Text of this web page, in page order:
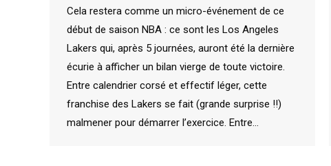
Cela restera comme un micro-événement de ce
début de saison NBA : ce sont les Los Angeles
Lakers qui, après 5 journées, auront été la dernière
écurie à afficher un bilan vierge de toute victoire.
Entre calendrier corsé et effectif léger, cette
franchise des Lakers se fait (grande surprise !!)
malmener pour démarrer l’exercice. Entre…